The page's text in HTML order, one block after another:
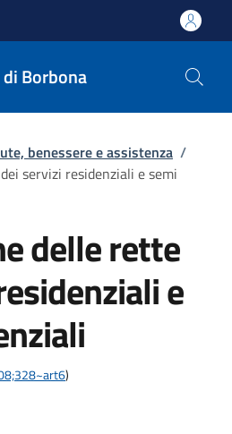
Borbona
benessere e assistenza /
servizi residenziali e semi
delle rette
e
)